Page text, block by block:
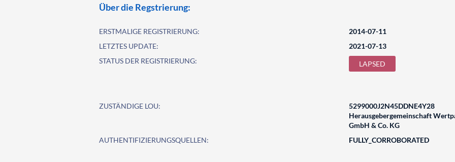
Über die Regstrierung:
ERSTMALIGE REGISTRIERUNG:
2014-07-11
LETZTES UPDATE:
2021-07-13
STATUS DER REGISTRIERUNG:
LAPSED
ZUSTÄNDIGE LOU:
5299000J2N45DDNE4Y28
Herausgebergemeinschaft
GmbH & Co. KG
AUTHENTIFIZIERUNGSQUELLEN:
FULLY_CORROBORATED